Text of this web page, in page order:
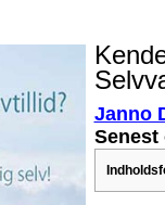
Janno
Senest